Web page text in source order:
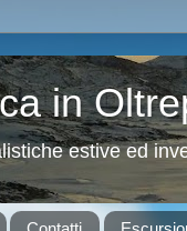
in
estive ed